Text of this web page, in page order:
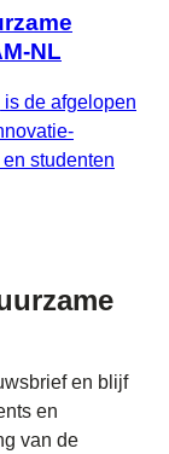
de afgelopen
studenten
en blijf
en
van de